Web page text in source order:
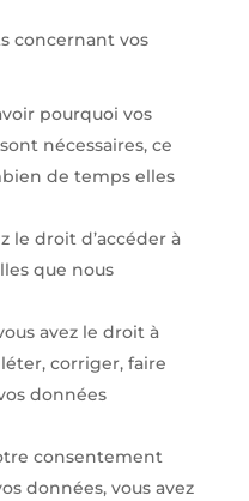
concernant vos
pourquoi vos
nécessaires, ce
de temps elles
le droit d’accéder à
que nous
avez le droit à
corriger, faire
données
consentement
données, vous avez